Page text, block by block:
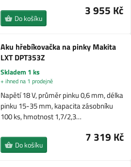
3 955 Kč
Do košíku
Aku hřebíkovačka na pinky Makita
LXT DPT353Z
Skladem 1 ks
+ ihned na 1 prodejně
Napětí 18 V, průměr pinku 0,6 mm, délka
pinku 15-35 mm, kapacita zásobníku
100 ks, hmotnost 1,7/2,3…
7 319 Kč
Do košíku